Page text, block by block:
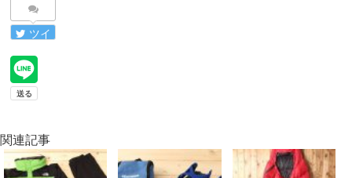
ツイ
関連記事